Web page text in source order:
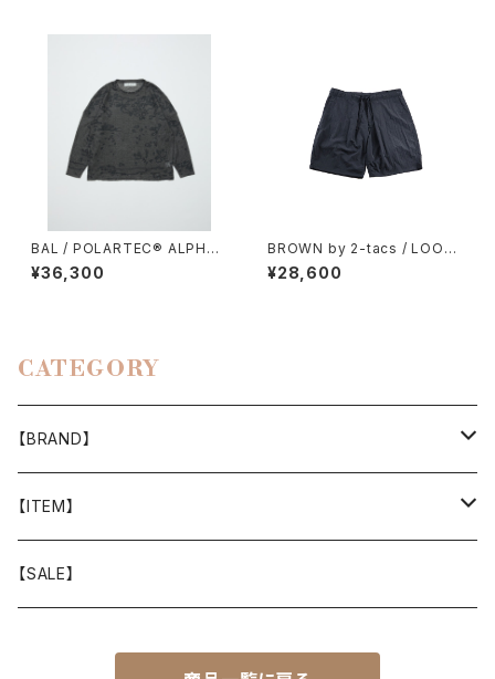
BAL / POLARTEC®︎ ALPHA
DIRECT PATTERN SWEATE
R
¥36,300
BROWN by 2-tacs / LOOSE
SHORTS（NYLON）
¥28,600
CATEGORY
【BRAND】
山と道
T-SHIRT
迷迭香
【ITEM】
WEAR
【SALE】